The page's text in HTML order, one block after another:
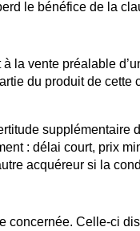
le bénéfice de la
la vente préalable
du produit de
supplémentaire
: délai court, prix
acquéreur si la
Celle-ci